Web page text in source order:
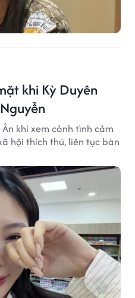
khi Kỳ Duyên
khi xem cảnh tình cảm
hội thích thú, liên tục bàn